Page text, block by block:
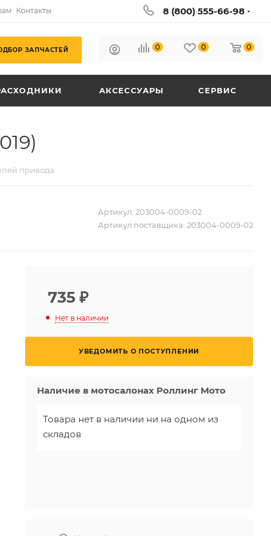
Контакты 8 (800) 555-66-98
ЗАПЧАСТЕЙ 0 0 0
АКСЕССУАРЫ СЕРВИС
привода
Артикул: 203004-0009-02
Артикул поставщика: 203004-0009-02
735 ₽
Нет в наличии
УВЕДОМИТЬ О ПОСТУПЛЕНИИ
Наличие в мотосалонах Роллинг Мото
Товара нет в наличии ни на одном из
складов